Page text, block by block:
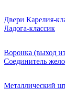
Двери Карелия-
Ладога-классик
Воронка (выход
Соединитель
Металлический